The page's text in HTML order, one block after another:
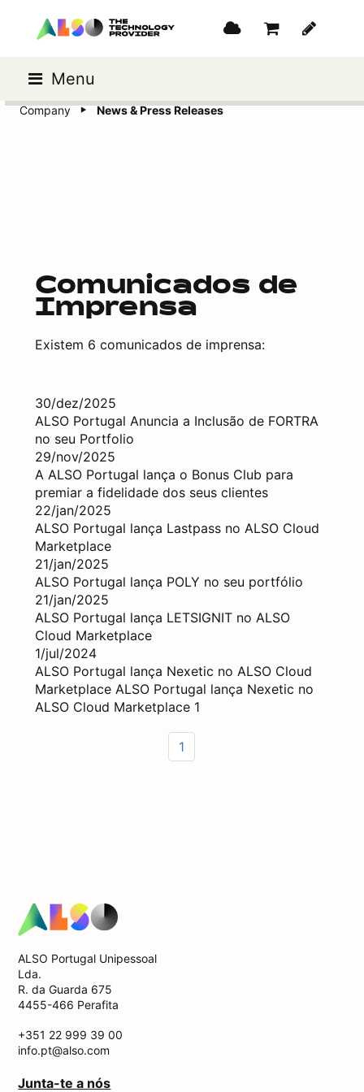
Menu
Company News & Press Releases
Comunicados de
Imprensa
Existem 6 comunicados de imprensa:
30/dez/2025
ALSO Portugal Anuncia a Inclusão de FORTRA
no seu Portfolio
29/nov/2025
A ALSO Portugal lança o Bonus Club para
premiar a fidelidade dos seus clientes
22/jan/2025
ALSO Portugal lança Lastpass no ALSO Cloud
Marketplace
21/jan/2025
ALSO Portugal lança POLY no seu portfólio
21/jan/2025
ALSO Portugal lança LETSIGNIT no ALSO
Cloud Marketplace
1/jul/2024
ALSO Portugal lança Nexetic no ALSO Cloud
Marketplace ALSO Portugal lança Nexetic no
ALSO Cloud Marketplace 1
1
ALSO Portugal Unipessoal
Lda.
R. da Guarda 675
4455-466 Perafita
+351 22 999 39 00
info.pt@also.com
Junta-te a nós